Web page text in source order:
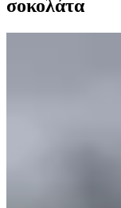
σοκολάτα